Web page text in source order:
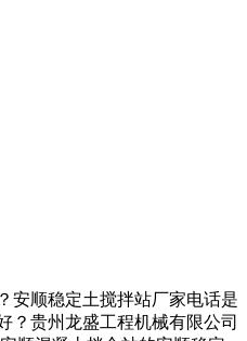
安顺稳定土搅拌站厂家电话是
？贵州龙盛工程机械有限公司